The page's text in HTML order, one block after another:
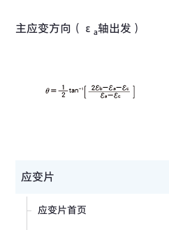
主应变方向（ε a轴出发）
应变片
应变片首页